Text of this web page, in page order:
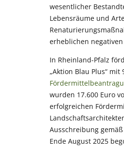
wesentlicher
Lebensräume und
erheblichen
In Rheinland-Pfalz
„Aktion Blau Plus“
wurden 17.600 Euro
erfolgreichen
Ausschreibung
Ende August 2025